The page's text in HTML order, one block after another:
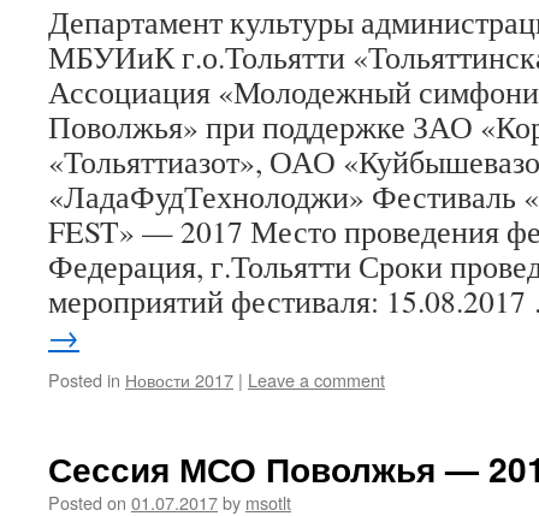
Департамент культуры
МБУИиК г.о.Тольятти
Ассоциация «Молодежный
Поволжья» при поддержке ЗАО
«Тольяттиазот», ОАО
«ЛадаФудТехнолоджи»
FEST» — 2017 Место проведения
Федерация, г.Тольятти Сроки
мероприятий фестиваля:
→
Posted in Новости 2017 | Leave a comment
Сессия МСО Поволжья —
Posted on 01.07.2017by msotlt